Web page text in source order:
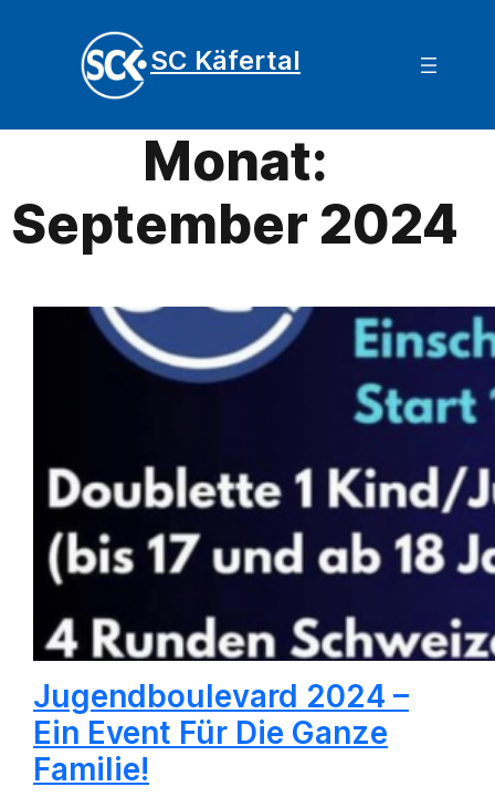
SC Käfertal
Monat:
September 2024
Jugendboulevard 2024 –
Ein Event Für Die Ganze
Familie!